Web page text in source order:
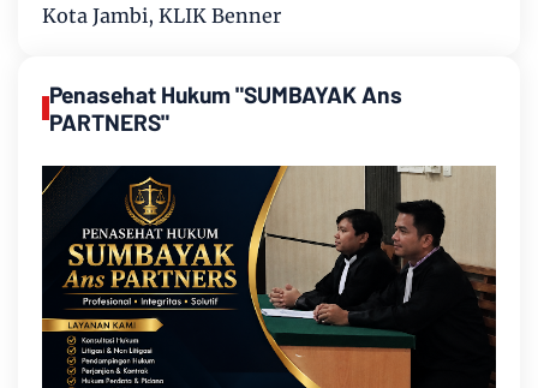
Kota Jambi, KLIK Benner
Penasehat Hukum "SUMBAYAK Ans
PARTNERS"